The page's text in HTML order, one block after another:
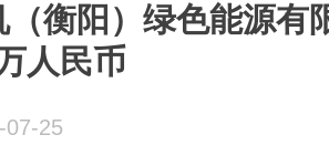
（衡阳）绿色能源有
人民币
07-25